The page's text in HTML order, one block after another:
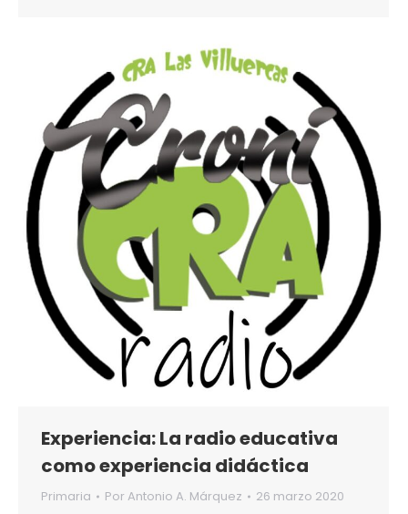
Experiencia: La radio educativa
como experiencia didáctica
Primaria Por Antonio A. Márquez 26 marzo 2020